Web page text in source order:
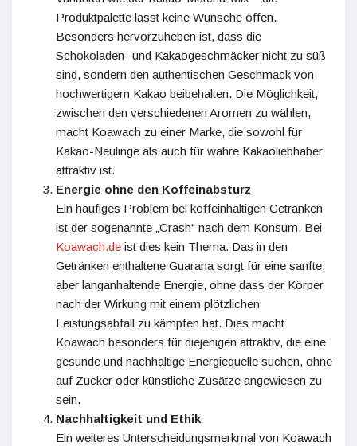
Produktpalette lässt keine Wünsche offen.
Besonders hervorzuheben ist, dass die
Schokoladen- und Kakaogeschmäcker nicht zu süß
sind, sondern den authentischen Geschmack von
hochwertigem Kakao beibehalten. Die Möglichkeit,
zwischen den verschiedenen Aromen zu wählen,
macht Koawach zu einer Marke, die sowohl für
Kakao-Neulinge als auch für wahre Kakaoliebhaber
attraktiv ist.
Energie ohne den Koffeinabsturz
Ein häufiges Problem bei koffeinhaltigen Getränken
ist der sogenannte „Crash“ nach dem Konsum. Bei
Koawach.de ist dies kein Thema. Das in den
Getränken enthaltene Guarana sorgt für eine sanfte,
aber langanhaltende Energie, ohne dass der Körper
nach der Wirkung mit einem plötzlichen
Leistungsabfall zu kämpfen hat. Dies macht
Koawach besonders für diejenigen attraktiv, die eine
gesunde und nachhaltige Energiequelle suchen, ohne
auf Zucker oder künstliche Zusätze angewiesen zu
sein.
Nachhaltigkeit und Ethik
Ein weiteres Unterscheidungsmerkmal von Koawach